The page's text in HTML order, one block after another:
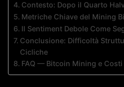
Contesto: Dopo il Quarto
Metriche Chiave del Mining
Il Sentiment Debole Come
Conclusione: Difficoltà
Cicliche
FAQ — Bitcoin Mining e